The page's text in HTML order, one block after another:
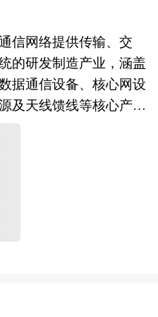
业标配，而环保型耗
模式的推广也在重塑行
打印设备行业将在"十
术革命与产业整合。
批量化生产瓶颈，成
务化转型，管理打印服
化。从区域竞争格局来
场的本土化替代进程将
可控政策支持下有望在
。整体而言，打印设备
期挑战，但在智能制
竞争位势的核心变量。
”的冗长决策路径，
息过载带来的选择焦
案导向的转变。 AI电
增强、个性化体验与自
史浏览、购买记录、实
具针对性的营销内容，
物清单，将服务从售后
生产层面，AI电商摆脱
特、后期剪辑的依赖，
制作周期，实现内容
算力提升持续降低。
实现了全链路的智能化
整商品价格；7×24小时
信网络提供传输、交
的研发制造产业，涵盖
据通信设备、核心网设
及天线馈线等核心产
接人与人、人与物、物
行业技术密集度高、标
显著，其发展水平直接
盖能力、传输效率与安
演进、算力网络融合及
正从传统的连接管道向
增长的核心引擎。 当